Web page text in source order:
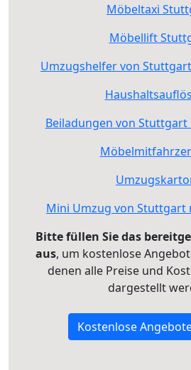
Möbeltaxi
Möbellift
Umzugshelfer von
Beiladungen von
Mini Umzug von Stuttgart
Bitte füllen Sie das
aus, um kostenlose
denen alle Preise und
dargestellt
Kostenlose